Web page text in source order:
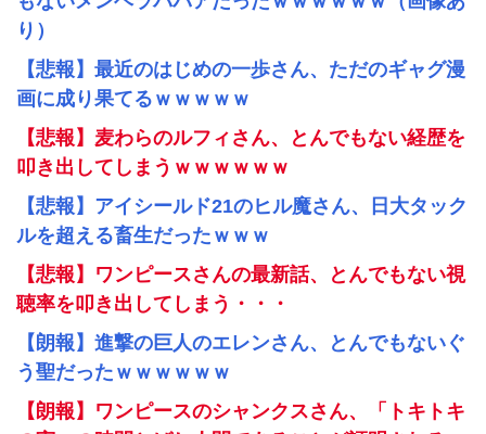
り）
【悲報】最近のはじめの一歩さん、ただのギャグ漫
画に成り果てるｗｗｗｗｗ
【悲報】麦わらのルフィさん、とんでもない経歴を
叩き出してしまうｗｗｗｗｗｗ
【悲報】アイシールド21のヒル魔さん、日大タック
ルを超える畜生だったｗｗｗ
【悲報】ワンピースさんの最新話、とんでもない視
聴率を叩き出してしまう・・・
【朗報】進撃の巨人のエレンさん、とんでもないぐ
う聖だったｗｗｗｗｗｗ
【朗報】ワンピースのシャンクスさん、「トキトキ